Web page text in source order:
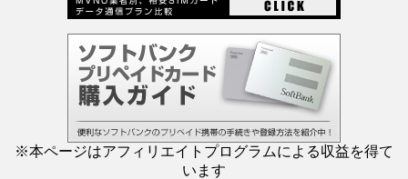
※本ページはアフィリエイトプログラムによる収益を得て
います